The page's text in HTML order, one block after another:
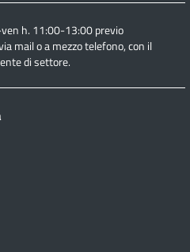
h. 11:00-13:00 previo
mail o a mezzo telefono, con il
di settore.